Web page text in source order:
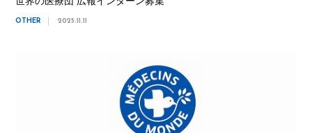
OTHER 2025.11.11